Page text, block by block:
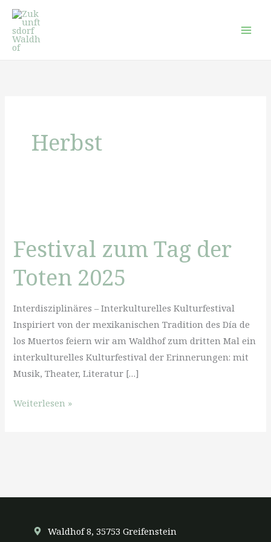
Zum
Inhalt
springen
Herbst
Festival zum Tag der
Toten 2025
Interdisziplinäres – Interkulturelles Kulturfestival
Inspiriert von der mexikanischen Tradition des Día de
los Muertos feiern wir am Waldhof zum dritten Mal ein
interkulturelles Kulturfestival der Erinnerungen: mit
Musik, Theater, Literatur […]
Festival
Weiterlesen »
Waldhof 8, 35753 Greifenstein